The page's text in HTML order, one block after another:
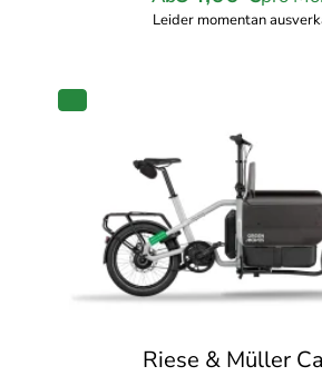
war:
Leider momentan
PRODUKT
Riese & Müller